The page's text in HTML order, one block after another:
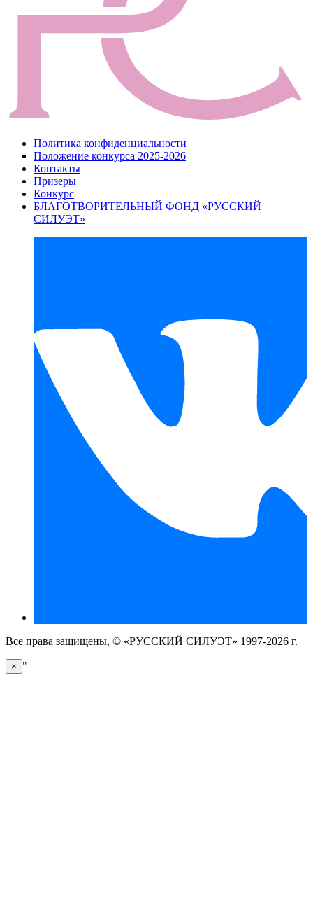
Политика конфиденциальности
Положение конкурса 2025-2026
Контакты
Призеры
Конкурс
БЛАГОТВОРИТЕЛЬНЫЙ ФОНД «РУССКИЙ
СИЛУЭТ»
Все права защищены, © «РУССКИЙ СИЛУЭТ» 1997-2026 г.
× "